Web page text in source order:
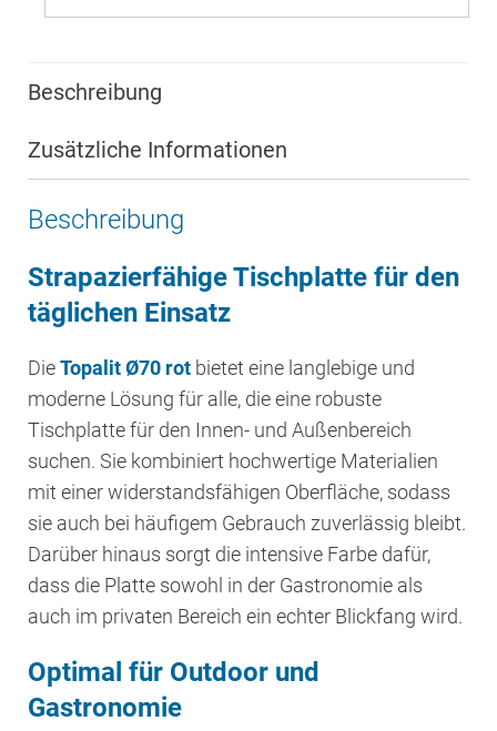
Beschreibung
Zusätzliche Informationen
Beschreibung
Strapazierfähige Tischplatte für den
täglichen Einsatz
DieTopalit Ø70 rot bietet eine langlebige und
moderne Lösung für alle, die eine robuste
Tischplatte für den Innen- und Außenbereich
suchen. Sie kombiniert hochwertige Materialien
mit einer widerstandsfähigen Oberfläche, sodass
sie auch bei häufigem Gebrauch zuverlässig bleibt.
Darüber hinaus sorgt die intensive Farbe dafür,
dass die Platte sowohl in der Gastronomie als
auch im privaten Bereich ein echter Blickfang wird.
Optimal für Outdoor und
Gastronomie